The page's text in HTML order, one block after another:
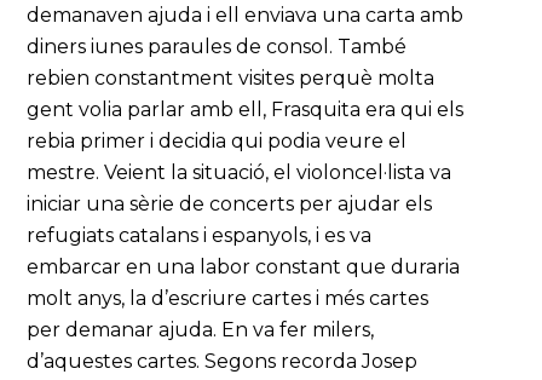
demanaven ajuda i ell enviava una carta amb
diners iunes paraules de consol. També
rebien constantment visites perquè molta
gent volia parlar amb ell, Frasquita era qui els
rebia primer i decidia qui podia veure el
mestre. Veient la situació, el violoncel·lista va
iniciar una sèrie de concerts per ajudar els
refugiats catalans i espanyols, i es va
embarcar en una labor constant que duraria
molt anys, la d’escriure cartes i més cartes
per demanar ajuda. En va fer milers,
d’aquestes cartes. Segons recorda Josep